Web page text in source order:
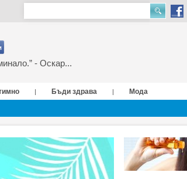
- Оскар...
| Бъди здрава |
Мода